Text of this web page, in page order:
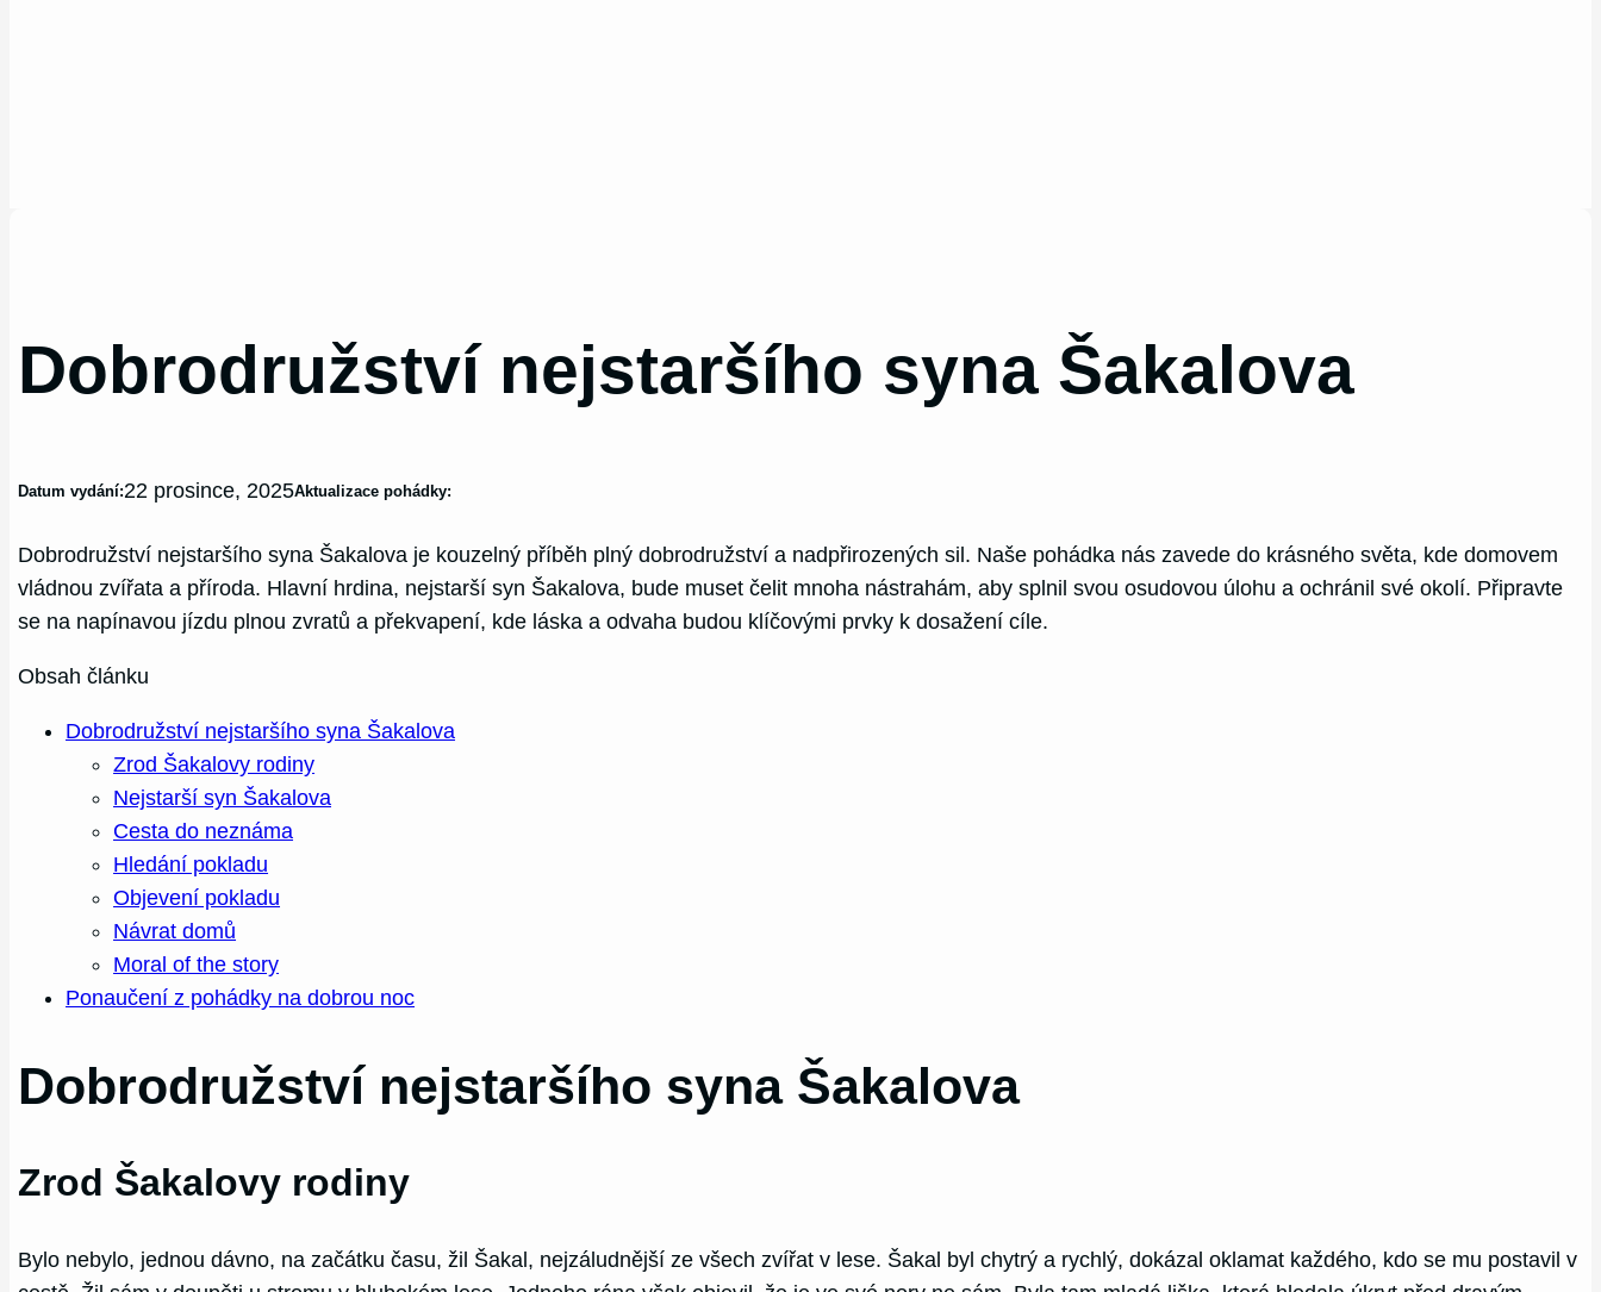
Dobrodružství nejstaršího syna Šakalova
Datum vydání:22 prosince, 2025Aktualizace pohádky:
Dobrodružství nejstaršího syna Šakalova je kouzelný příběh plný dobrodružství a nadpřirozených sil. Naše pohádka nás zavede do krásného světa, kde domovem
vládnou zvířata a příroda. Hlavní hrdina, nejstarší syn Šakalova, bude muset čelit mnoha nástrahám, aby splnil svou osudovou úlohu a ochránil své okolí. Připravte
se na napínavou jízdu plnou zvratů a překvapení, kde láska a odvaha budou klíčovými prvky k dosažení cíle.
Obsah článku
Dobrodružství nejstaršího syna Šakalova
Zrod Šakalovy rodiny
Nejstarší syn Šakalova
Cesta do neznáma
Hledání pokladu
Objevení pokladu
Návrat domů
Moral of the story
Ponaučení z pohádky na dobrou noc
Dobrodružství nejstaršího syna Šakalova
Zrod Šakalovy rodiny
Bylo nebylo, jednou dávno, na začátku času, žil Šakal, nejzáludnější ze všech zvířat v lese. Šakal byl chytrý a rychlý, dokázal oklamat každého, kdo se mu postavil v